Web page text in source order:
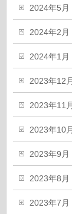
2024年5月
2024年2月
2024年1月
2023年12月
2023年11月
2023年10月
2023年9月
2023年8月
2023年7月